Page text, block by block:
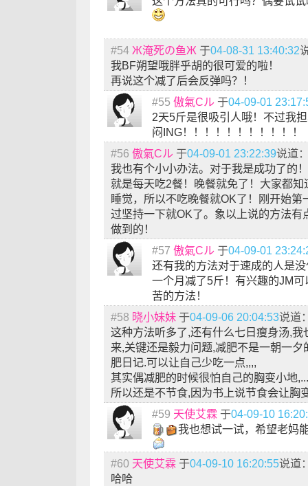
#54 Ж淹死の鱼Ж 于04-08-31 13:40:32
我BF朔望哦胖乎胡的很可爱的啦！
再说这个减了后会反弹吗？！
#55 傲氣Сル 于04-09-01
2天5斤是很吸引人哦！不过我
闷ING！！！！！！！！！！！
#56 傲氣Сル 于04-09-01 23:22:39说道
我也有个小小办法。对于我是成功了的
就是每天吃2餐！晚餐就免了！大家都
睡觉，所以不吃晚餐就OK了！刚开始第
过坚持一下就OK了。象以上说的方法有
做到的！
#57 傲氣Сル 于04-09-01
还有我的方法对于速成的人是
一个月减了5斤！有兴趣的JM
苦的方法！
#58 晓小妹妹 于04-09-06 20:04:53说道
这种方法听多了,还有什么七日瘦身汤,我
来,关键还是毅力问题,减肥不是一朝一夕
肥日记.可以让自己少吃一点,,,,
其实偶减肥的时候很怕自己的胸变小地
所以还是不节食,因为书上说节食会让胸
#59 天使艾霖 于04-09-10
我也想试一试，希望老妈
#60 天使艾霖 于04-09-10 16:20:55说道
哈哈